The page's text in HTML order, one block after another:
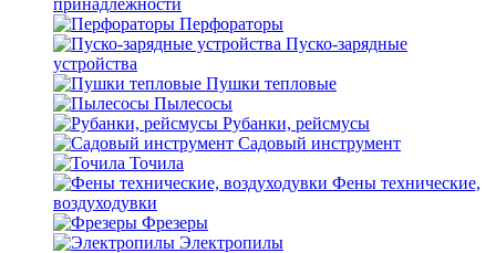
принадлежности
Перфораторы
Пуско-зарядные
устройства
Пушки тепловые
Пылесосы
Рубанки, рейсмусы
Садовый инструмент
Точила
Фены технические,
воздуходувки
Фрезеры
Электропилы